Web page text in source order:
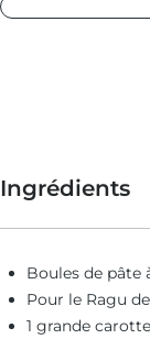
de la crème
Ingrédients
Boules de pâte
Pour le Ragu
1 grande